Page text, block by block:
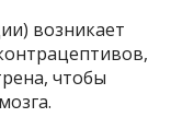
возникает
чтобы